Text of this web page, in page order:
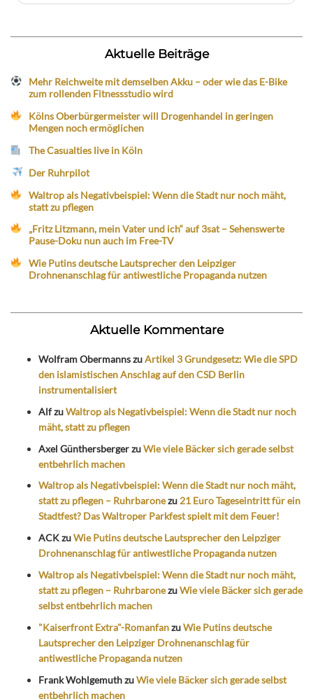
Aktuelle Beiträge
Mehr Reichweite mit demselben Akku – oder wie das E-Bike
zum rollenden Fitnessstudio wird
Kölns Oberbürgermeister will Drogenhandel in geringen
Mengen noch ermöglichen
The Casualties live in Köln
Der Ruhrpilot
Waltrop als Negativbeispiel: Wenn die Stadt nur noch mäht,
statt zu pflegen
„Fritz Litzmann, mein Vater und ich“ auf 3sat – Sehenswerte
Pause-Doku nun auch im Free-TV
Wie Putins deutsche Lautsprecher den Leipziger
Drohnenanschlag für antiwestliche Propaganda nutzen
Aktuelle Kommentare
Wolfram ObermannszuArtikel 3 Grundgesetz: Wie die SPD
den islamistischen Anschlag auf den CSD Berlin
instrumentalisiert
AlfzuWaltrop als Negativbeispiel: Wenn die Stadt nur noch
mäht, statt zu pflegen
Axel GünthersbergerzuWie viele Bäcker sich gerade selbst
entbehrlich machen
Waltrop als Negativbeispiel: Wenn die Stadt nur noch mäht,
statt zu pflegen – Ruhrbaronezu21 Euro Tageseintritt für ein
Stadtfest? Das Waltroper Parkfest spielt mit dem Feuer!
ACKzuWie Putins deutsche Lautsprecher den Leipziger
Drohnenanschlag für antiwestliche Propaganda nutzen
Waltrop als Negativbeispiel: Wenn die Stadt nur noch mäht,
statt zu pflegen – RuhrbaronezuWie viele Bäcker sich gerade
selbst entbehrlich machen
"Kaiserfront Extra"-RomanfanzuWie Putins deutsche
Lautsprecher den Leipziger Drohnenanschlag für
antiwestliche Propaganda nutzen
Frank WohlgemuthzuWie viele Bäcker sich gerade selbst
entbehrlich machen